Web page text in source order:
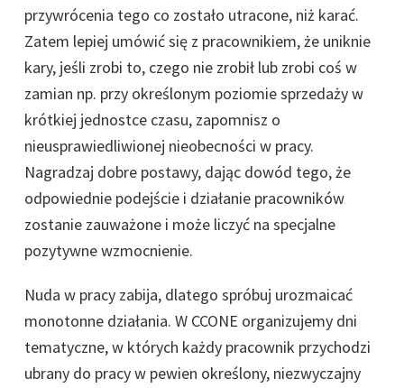
przywrócenia tego co zostało utracone, niż karać.
Zatem lepiej umówić się z pracownikiem, że uniknie
kary, jeśli zrobi to, czego nie zrobił lub zrobi coś w
zamian np. przy określonym poziomie sprzedaży w
krótkiej jednostce czasu, zapomnisz o
nieusprawiedliwionej nieobecności w pracy.
Nagradzaj dobre postawy, dając dowód tego, że
odpowiednie podejście i działanie pracowników
zostanie zauważone i może liczyć na specjalne
pozytywne wzmocnienie.
Nuda w pracy zabija, dlatego spróbuj urozmaicać
monotonne działania. W CCONE organizujemy dni
tematyczne, w których każdy pracownik przychodzi
ubrany do pracy w pewien określony, niezwyczajny